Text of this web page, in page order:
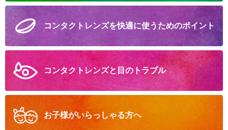
コンタクトレンズを快適に使うためのポイント
コンタクトレンズと目のトラブル
お子様がいらっしゃる方へ